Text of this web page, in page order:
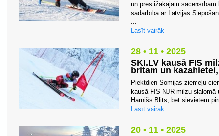
un prestižākajām sacensībām
sadarbībā ar Latvijas
...
Lasīt vairāk
28 • 11 • 2025
SKI.LV kausā FIS
britam un
Piektdien Somijas ziemeļu
kausā FIS NJR milzu
Harnišs Blits, bet sievietēm
Lasīt vairāk
20 • 11 • 2025